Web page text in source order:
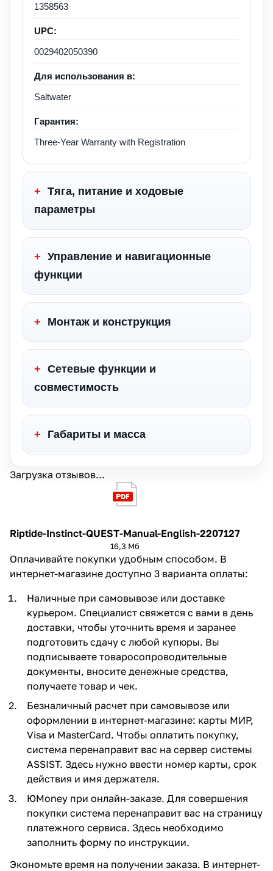
1358563
UPC:
0029402050390
Для использования в:
Saltwater
Гарантия:
Three-Year Warranty with Registration
+ Тяга, питание и ходовые
параметры
+ Управление и навигационные
функции
+ Монтаж и конструкция
+ Сетевые функции и
совместимость
+ Габариты и масса
Загрузка отзывов...
Riptide-Instinct-QUEST-Manual-English-2207127
16,3 Мб
Оплачивайте покупки удобным способом. В
интернет-магазине доступно 3 варианта оплаты:
Наличные при самовывозе или доставке
курьером. Специалист свяжется с вами в день
доставки, чтобы уточнить время и заранее
подготовить сдачу с любой купюры. Вы
подписываете товаросопроводительные
документы, вносите денежные средства,
получаете товар и чек.
Безналичный расчет при самовывозе или
оформлении в интернет-магазине: карты МИР,
Visa и MasterCard. Чтобы оплатить покупку,
система перенаправит вас на сервер системы
ASSIST. Здесь нужно ввести номер карты, срок
действия и имя держателя.
ЮMoney при онлайн-заказе. Для совершения
покупки система перенаправит вас на страницу
платежного сервиса. Здесь необходимо
заполнить форму по инструкции.
Экономьте время на получении заказа. В интернет-